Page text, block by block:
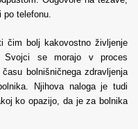
po telefonu.
čim bolj kakovostno življenje
Svojci se morajo v proces
bolnišničnega zdravljenja
Njihova naloga je tudi
ko opazijo, da je za bolnika